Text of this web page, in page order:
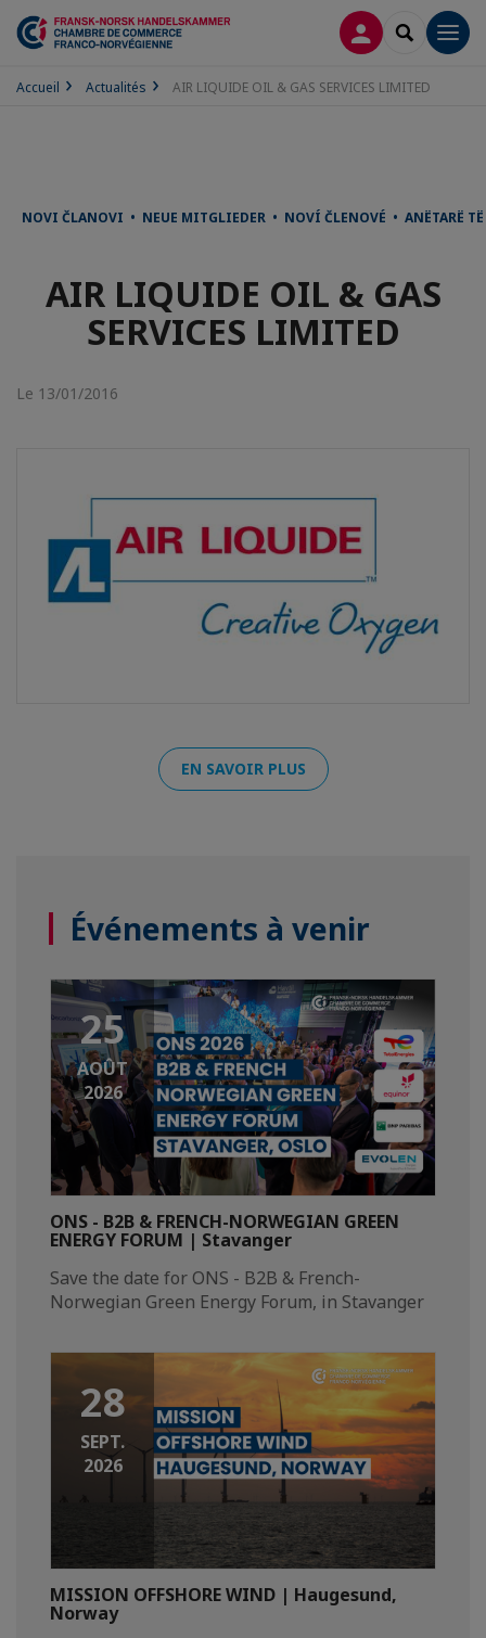
CONNEXION
Accueil Actualités AIR LIQUIDE OIL & GAS SERVICES LIMITED
NOVI ČLANOVI • NEUE MITGLIEDER • NOVÍ ČLENOVÉ •
AIR LIQUIDE OIL & GAS
SERVICES LIMITED
Le 13/01/2016
EN SAVOIR PLUS
Événements à venir
25
AOÛT
2026
ONS - B2B & FRENCH-NORWEGIAN GREEN
ENERGY FORUM | Stavanger
Save the date for ONS - B2B & French-
Norwegian Green Energy Forum, in Stavanger​
28
SEPT.
2026
MISSION OFFSHORE WIND | Haugesund,
Norway